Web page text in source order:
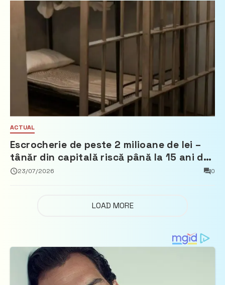
ACTUAL
Escrocherie de peste 2 milioane de lei –
tânăr din capitală riscă până la 15 ani de
închisoare
23/07/2026 0
LOAD MORE